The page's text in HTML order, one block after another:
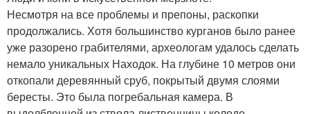
Несмотря на все проблемы и препоны, раскопки
продолжались. Хотя большинство курганов было ранее
уже разорено грабителями, археологам удалось сделать
немало уникальных Находок. На глубине 10 метров они
откопали деревянный сруб, покрытый двумя слоями
бересты. Это была погребальная камера. В